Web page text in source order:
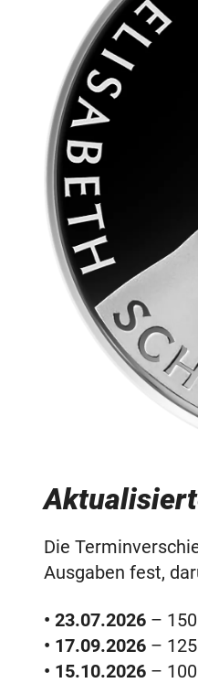
Die
Ausgaben fest,
• 23.07.2026 –
• 17.09.2026 –
• 15.10.2026 –